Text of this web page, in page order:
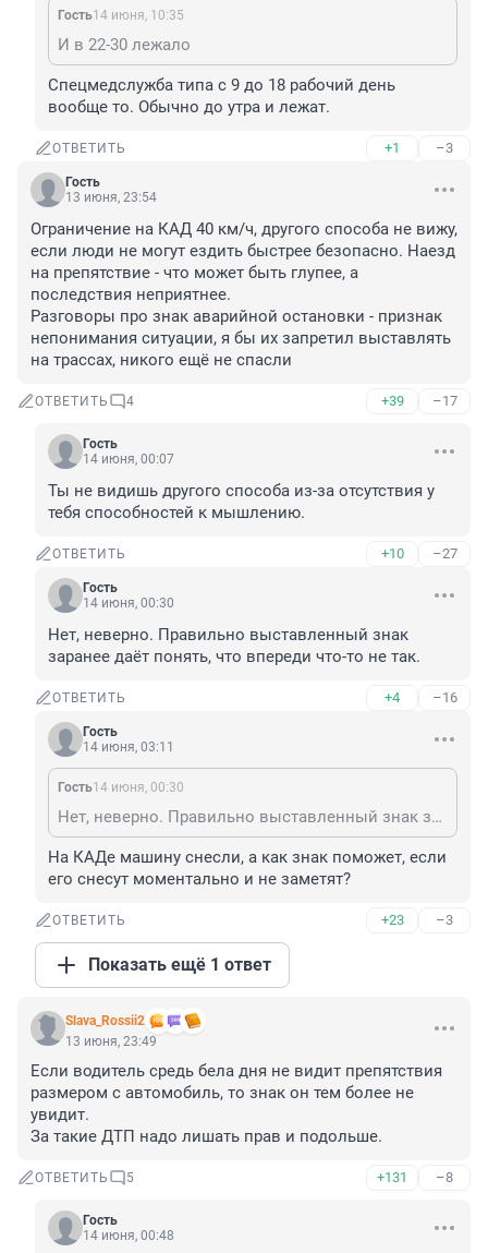
Гость14 июня, 10:35
И в 22-30 лежало
Спецмедслужба типа с 9 до 18 рабочий день
вообще то. Обычно до утра и лежат.
ОТВЕТИТЬ +1 –3
Гость
13 июня, 23:54
Ограничение на КАД 40 км/ч, другого способа не вижу,
если люди не могут ездить быстрее безопасно. Наезд
на препятствие - что может быть глупее, а
последствия неприятнее.
Разговоры про знак аварийной остановки - признак
непонимания ситуации, я бы их запретил выставлять
на трассах, никого ещё не спасли
ОТВЕТИТЬ 4 +39 –17
Гость
14 июня, 00:07
Ты не видишь другого способа из-за отсутствия у
тебя способностей к мышлению.
ОТВЕТИТЬ +10 –27
Гость
14 июня, 00:30
Нет, неверно. Правильно выставленный знак
заранее даёт понять, что впереди что-то не так.
ОТВЕТИТЬ +4 –16
Гость
14 июня, 03:11
Гость14 июня, 00:30
Нет, неверно. Правильно выставленный знак заранее даёт понять, что впереди что-то не так.
На КАДе машину снесли, а как знак поможет, если
его снесут моментально и не заметят?
ОТВЕТИТЬ +23 –3
Показать ещё 1 ответ
Slava_Rossii2
13 июня, 23:49
Если водитель средь бела дня не видит препятствия
размером с автомобиль, то знак он тем более не
увидит.
За такие ДТП надо лишать прав и подольше.
ОТВЕТИТЬ 5 +131 –8
Гость
14 июня, 00:48